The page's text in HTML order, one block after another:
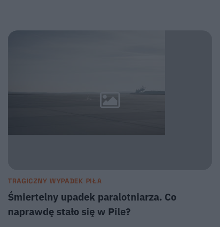
TRAGICZNY WYPADEK PIŁA
Śmiertelny upadek paralotniarza. Co
naprawdę stało się w Pile?